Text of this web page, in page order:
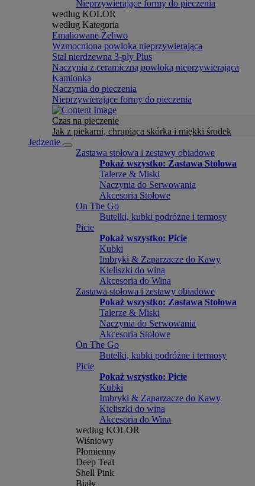
Nieprzywierające formy do pieczenia
według KOLOR
według Kategoria
Emaliowane Żeliwo
Wzmocniona powłoka nieprzywierająca
Stal nierdzewna 3-ply Plus
Naczynia z ceramiczną powłoką nieprzywierająca
Kamionka
Naczynia do pieczenia
Nieprzywierające formy do pieczenia
Czas na pieczenie
Jak z piekarni, chrupiąca skórka i miękki środek
Jedzenie
Zastawa stołowa i zestawy obiadowe
Pokaż wszystko: Zastawa Stołowa
Talerze & Miski
Naczynia do Serwowania
Akcesoria Stołowe
On The Go
Butelki, kubki podróżne i termosy
Picie
Pokaż wszystko: Picie
Kubki
Imbryki & Zaparzacze do Kawy
Kieliszki do wina
Akcesoria do Wina
Zastawa stołowa i zestawy obiadowe
Pokaż wszystko: Zastawa Stołowa
Talerze & Miski
Naczynia do Serwowania
Akcesoria Stołowe
On The Go
Butelki, kubki podróżne i termosy
Picie
Pokaż wszystko: Picie
Kubki
Imbryki & Zaparzacze do Kawy
Kieliszki do wina
Akcesoria do Wina
według KOLOR
Wiśniowy
Płomienny
Deep Teal
Shell Pink
Biały